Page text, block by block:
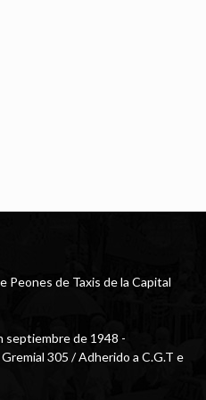
Peones de Taxis de la Capital
septiembre de 1948 -
305 / Adherido a C.G.T e